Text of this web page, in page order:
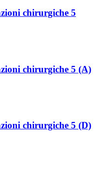
chirurgiche 5
chirurgiche 5 (A)
chirurgiche 5 (D)